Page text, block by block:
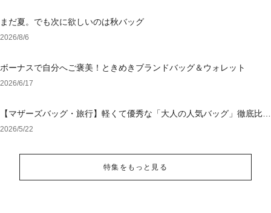
まだ夏。でも次に欲しいのは秋バッグ
2026/8/6
ボーナスで自分へご褒美！ときめきブランドバッグ＆ウォレット
2026/6/17
【マザーズバッグ・旅行】軽くて優秀な「大人の人気バッグ」徹底比
較！後悔しない選び方
2026/5/22
特集をもっと見る